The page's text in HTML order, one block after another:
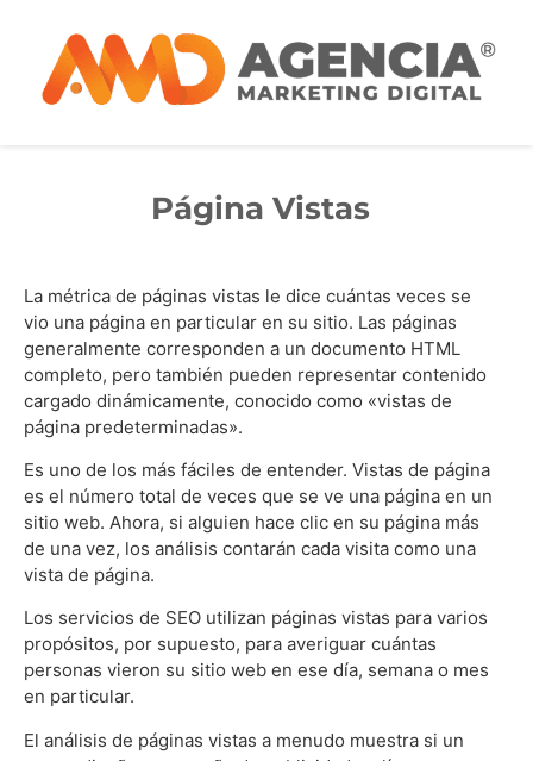
Página Vistas
La métrica de páginas vistas le dice cuántas veces se
vio una página en particular en su sitio. Las páginas
generalmente corresponden a un documento HTML
completo, pero también pueden representar contenido
cargado dinámicamente, conocido como «vistas de
página predeterminadas».
Es uno de los más fáciles de entender. Vistas de página
es el número total de veces que se ve una página en un
sitio web. Ahora, si alguien hace clic en su página más
de una vez, los análisis contarán cada visita como una
vista de página.
Los servicios de SEO utilizan páginas vistas para varios
propósitos, por supuesto, para averiguar cuántas
personas vieron su sitio web en ese día, semana o mes
en particular.
El análisis de páginas vistas a menudo muestra si un